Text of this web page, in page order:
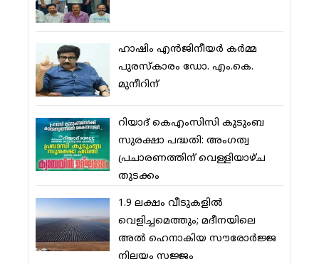
ഹാഷിം എന്‍ജിനീയര്‍ കര്‍മ്മ
പുരസ്‌കാരം ഡോ. എം.കെ.
മുനീറിന്
റിയാദ് കെഎംസിസി കുടുംബ
സുരക്ഷാ പദ്ധതി: അംഗത്വ
പ്രചാരണത്തിന് വെള്ളിയാഴ്ച
തുടക്കം
1.9 ലക്ഷം വീടുകളില്‍
വെളിച്ചമെത്തും; മദീനയിലെ
അല്‍ ഹെനാകിയ സൗരോര്‍ജ്ജ
നിലയം സജ്ജം